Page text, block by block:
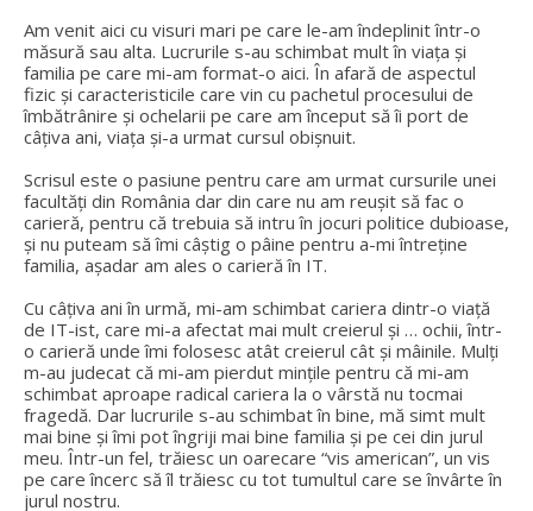
Am venit aici cu visuri mari pe care le-am îndeplinit într-o
măsură sau alta. Lucrurile s-au schimbat mult în viața și
familia pe care mi-am format-o aici. În afară de aspectul
fizic și caracteristicile care vin cu pachetul procesului de
îmbătrânire și ochelarii pe care am început să îi port de
câțiva ani, viața și-a urmat cursul obișnuit.
Scrisul este o pasiune pentru care am urmat cursurile unei
facultăți din România dar din care nu am reușit să fac o
carieră, pentru că trebuia să intru în jocuri politice dubioase,
și nu puteam să îmi câștig o pâine pentru a-mi întreține
familia, așadar am ales o carieră în IT.
Cu câțiva ani în urmă, mi-am schimbat cariera dintr-o viață
de IT-ist, care mi-a afectat mai mult creierul și … ochii, într-
o carieră unde îmi folosesc atât creierul cât și mâinile. Mulți
m-au judecat că mi-am pierdut mințile pentru că mi-am
schimbat aproape radical cariera la o vârstă nu tocmai
fragedă. Dar lucrurile s-au schimbat în bine, mă simt mult
mai bine și îmi pot îngriji mai bine familia și pe cei din jurul
meu. Într-un fel, trăiesc un oarecare “vis american”, un vis
pe care încerc să îl trăiesc cu tot tumultul care se învârte în
jurul nostru.